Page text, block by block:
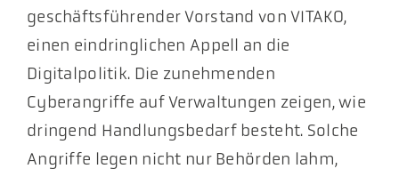
geschäftsführender Vorstand von VITAKO,
einen eindringlichen Appell an die
Digitalpolitik. Die zunehmenden
Cyberangriffe auf Verwaltungen zeigen, wie
dringend Handlungsbedarf besteht. Solche
Angriffe legen nicht nur Behörden lahm,